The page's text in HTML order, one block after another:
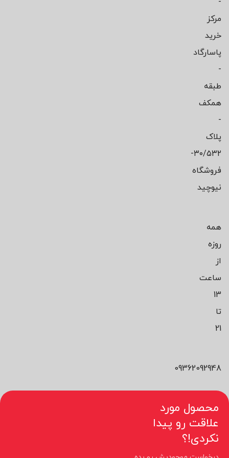
مرکز
خرید
پاسارگاد
-
طبقه
همکف
-
پلاک
۳۰/۵۳۲-
فروشگاه
نیوچید
همه
روزه
از
ساعت
13
تا
21
09362092948
محصول مورد
علاقت رو پیدا
نکردی!؟